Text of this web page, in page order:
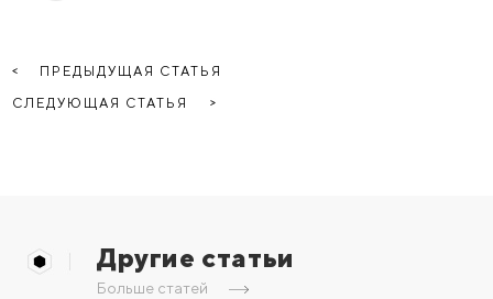
ПРЕДЫДУЩАЯ СТАТЬЯ
СЛЕДУЮЩАЯ СТАТЬЯ
Другие статьи
Больше статей